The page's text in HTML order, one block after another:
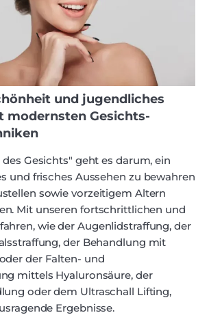
und jugendliches
modernsten Gesichts­
Gesichts" geht es darum, ein
und frisches Aussehen zu bewahren
sowie vorzeitigem Altern
Mit unseren fort­schritt­lichen und
wie der Augenlid­straffung, der
der Behandlung mit
der Falten- und
mittels Hyaluronsäure, der
oder dem Ultraschall Lifting,
Ergebnisse.